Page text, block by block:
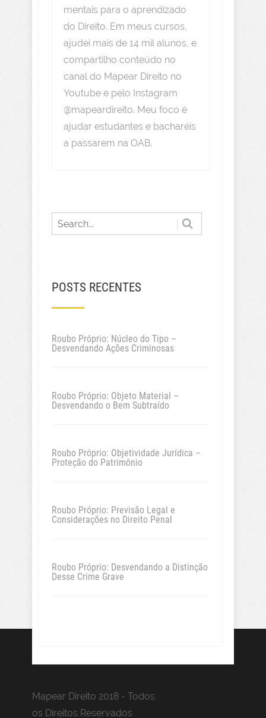
mentais para o aprendizado
do Direito. Em meus cursos,
ajudei mais de 14 mil alunos, e
compartilho conteúdo no
canal do Mapear Direito no
Youtube e pelo Instagram
@mapeardireito. Meu foco é
ajudar estudantes e bacharéis
a passarem na OAB.
POSTS RECENTES
Roubo Próprio: Núcleo do Tipo –
Desvendando Ações Criminosas
Roubo Próprio: Objeto Material –
Desvendando o Bem Subtraído
Roubo Próprio: Objetividade Jurídica –
Proteção do Patrimônio
Roubo Próprio: Previsão Legal e
Considerações no Direito Penal
Roubo Próprio: Desvendando a Distinção
Desse Crime Grave
Mapear Direito 2018 - Todos
os Direitos Reservados